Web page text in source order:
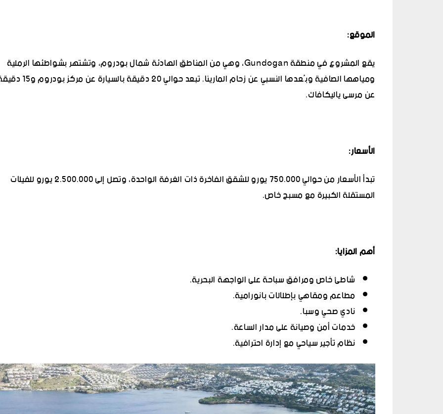
الموقع:
يقع المشروع في منطقة Gundogan، وهي من المناطق الهادئة شمال بودروم، وتشتهر بشواطئها الرملية
ومياهها الصافية وبُعدها النسبي عن زحام المارينا. تبعد حوالي 20 دقيقة
عن مرسى ياليكافاك.
الأسعار:
تبدأ الأسعار من حوالي 750.000 يورو للشقق الفاخرة ذات الغرفة الواحدة، وتصل إلى 2.500.000 يورو للفيلات
المستقلة الكبيرة مع مسبح خاص.
أهم المزايا:
شاطئ خاص ومرافق سباحة على الواجهة البحرية.
مطاعم ومقاهي بإطلالات بانورامية.
نادي صحي وسبا.
خدمات أمن وصيانة على مدار الساعة.
نظام تأجير سياحي مع إدارة احترافية.